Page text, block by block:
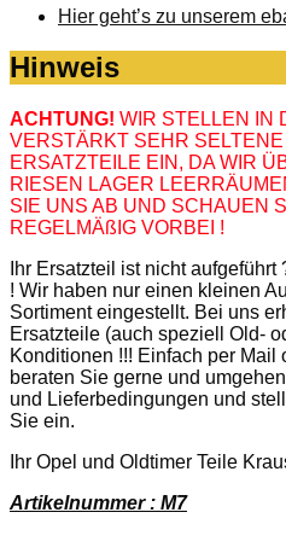
Hier geht’s zu unserem
Hinweis
ACHTUNG! WIR STELLEN IN
VERSTÄRKT SEHR SELTENE
ERSATZTEILE EIN, DA WIR
RIESEN LAGER
SIE UNS AB UND SCHAUEN
REGELMÄßIG VORBEI !
Ihr Ersatzteil ist nicht
! Wir haben nur einen kleinen
Sortiment eingestellt. Bei uns
Ersatzteile (auch speziell Old-
Konditionen !!! Einfach per Mail
beraten Sie gerne und
und Lieferbedingungen und
Sie ein.
Ihr Opel und Oldtimer Teile
Artikelnummer : M7